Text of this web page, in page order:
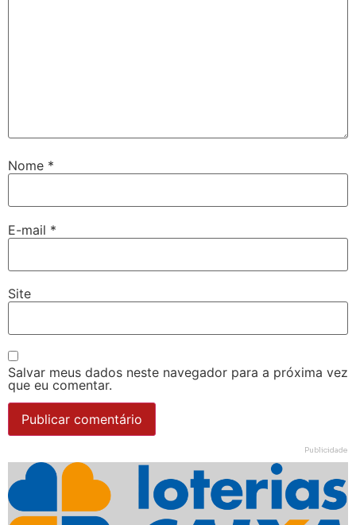
Nome *
E-mail *
Site
Salvar meus dados neste navegador para a próxima vez
que eu comentar.
Publicidade